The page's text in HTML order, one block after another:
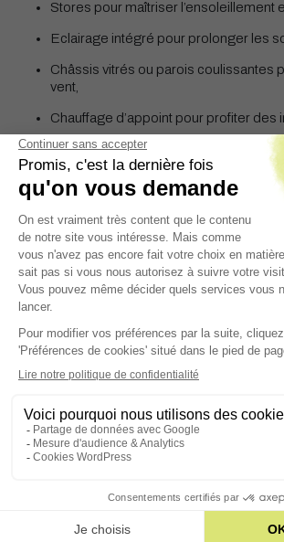
Stores pour maîtriser l’ensoleillement
Eclairage intégré pour prolonger les
Châssis vitrés ou parois coulissantes
vent,
Chauffage d’appoint pour profiter des
Avec un store associé à votre toiture vitrée
lumière en juillet sans sacrifier la clarté en
Contactez-nous pour plus
Comment Blavait conçoit
toit plat vitré sur mesure ?
Blavait, c’est choisir une solution pensée sur
étudient votre terrasse, votre orientation,
usages réels avant de vous proposer une
votre bâti. La fabrication est ensuite réalisée
Une étude technique avant de
votre pergola toit plat vitré